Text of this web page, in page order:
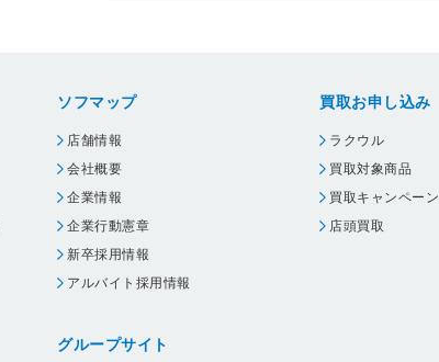
ソフマップ
店舗情報
会社概要
企業情報
企業行動憲章
新卒採用情報
アルバイト採用情報
グループサイト
買取お申し込み
ラクウル
買取対象商品
買取キャンペーン
店頭買取